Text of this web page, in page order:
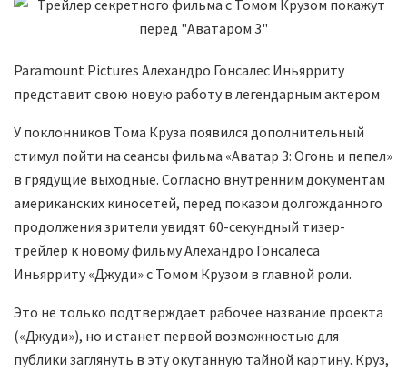
Paramount Pictures Алехандро Гонсалес Иньярриту
представит свою новую работу в легендарным актером
У поклонников Тома Круза появился дополнительный
стимул пойти на сеансы фильма «Аватар 3: Огонь и пепел»
в грядущие выходные. Согласно внутренним документам
американских киносетей, перед показом долгожданного
продолжения зрители увидят 60-секундный тизер-
трейлер к новому фильму Алехандро Гонсалеса
Иньярриту «Джуди» с Томом Крузом в главной роли.
Это не только подтверждает рабочее название проекта
(«Джуди»), но и станет первой возможностью для
публики заглянуть в эту окутанную тайной картину. Круз,